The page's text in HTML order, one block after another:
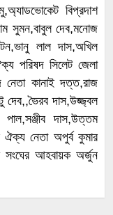
বিপ্রদাশ
সুমন,বাবুল দেব,মনোজ
লাল দাস,অখিল
পরিষদ সিলেট জেলা
কানাই দত্ত,রাজ
দেব,,ভৈরব দাস,উজ্জ্বল
দাস,উত্তম
ঐক্য নেতা অপুর্ব কুমার
সংঘের আহবায়ক অর্জুন